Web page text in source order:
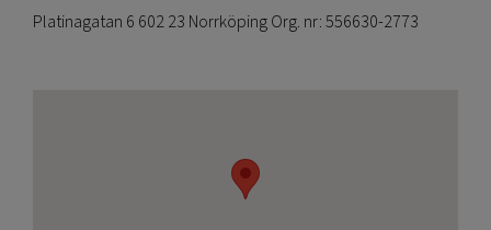
Platinagatan 6 602 23 Norrköping Org. nr: 556630-2773